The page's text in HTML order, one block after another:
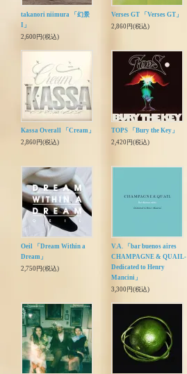
takanori niimura 「幻景
I」
2,600円(税込)
Verses GT 「Verses GT」
2,860円(税込)
Kassa Overall 「Cream」
2,860円(税込)
TOPS 「Bury the Key」
2,420円(税込)
Oeil 「Dream Within a
Dream」
2,750円(税込)
V.A. 「bar buenos aires
CHAMPAGNE & QUAIL-
Dedicated to Henry
Mancini」
3,300円(税込)